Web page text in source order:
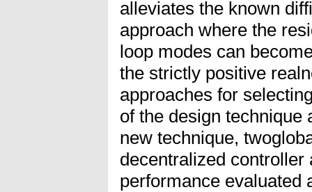
alleviates the known
approach where the
loop modes can
the strictly positive
approaches for
of the design technique
new technique,
decentralized
performance evaluated